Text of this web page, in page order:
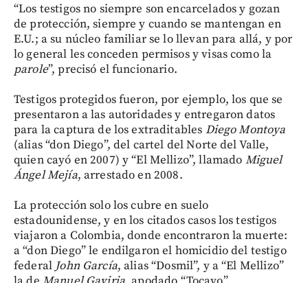
“Los testigos no siempre son encarcelados y gozan
de protección, siempre y cuando se mantengan en
E.U.; a su núcleo familiar se lo llevan para allá, y por
lo general les conceden permisos y visas como la
parole”, precisó el funcionario.
Testigos protegidos fueron, por ejemplo, los que se
presentaron a las autoridades y entregaron datos
para la captura de los extraditables Diego Montoya
(alias “don Diego”, del cartel del Norte del Valle,
quien cayó en 2007) y “El Mellizo”, llamado Miguel
Ángel Mejía, arrestado en 2008.
La protección solo los cubre en suelo
estadounidense, y en los citados casos los testigos
viajaron a Colombia, donde encontraron la muerte:
a “don Diego” le endilgaron el homicidio del testigo
federal John García, alias “Dosmil”, y a “El Mellizo”